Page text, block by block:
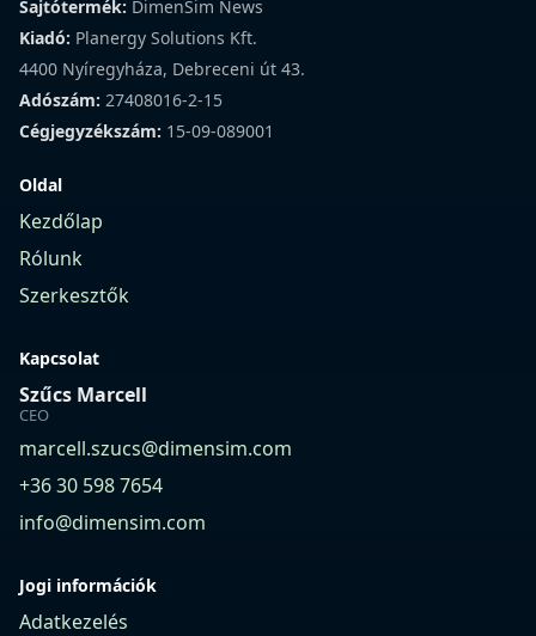
Sajtótermék: DimenSim News
Kiadó: Planergy Solutions Kft.
4400 Nyíregyháza, Debreceni út 43.
Adószám: 27408016-2-15
Cégjegyzékszám: 15-09-089001
Oldal
Kezdőlap
Rólunk
Szerkesztők
Kapcsolat
Szűcs Marcell
CEO
marcell.szucs@dimensim.com
+36 30 598 7654
info@dimensim.com
Jogi információk
Adatkezelés